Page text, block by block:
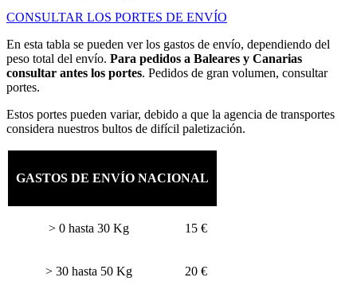
CONSULTAR LOS PORTES DE ENVÍO
En esta tabla se pueden ver los gastos de envío, dependiendo del
peso total del envío. Para pedidos a Baleares y Canarias
consultar antes los portes. Pedidos de gran volumen, consultar
portes.
Estos portes pueden variar, debido a que la agencia de transportes
considera nuestros bultos de difícil paletización.
GASTOS DE ENVÍO NACIONAL
> 0 hasta 30 Kg 15 €
> 30 hasta 50 Kg 20 €